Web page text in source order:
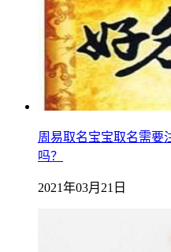
周易取名宝宝取名需要
吗？
2021年03月21日